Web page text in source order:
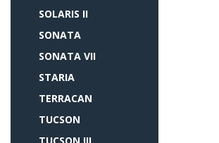
SOLARIS II
SONATA
SONATA VII
STARIA
TERRACAN
TUCSON